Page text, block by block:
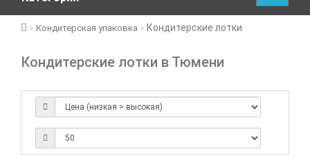
Кондитерская упаковка Кондитерские лотки
Кондитерские лотки в Тюмени